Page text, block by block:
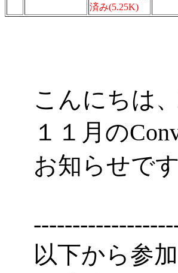
済み(5.25K)
こんにちは
１１月の
お知らせです
以下から参